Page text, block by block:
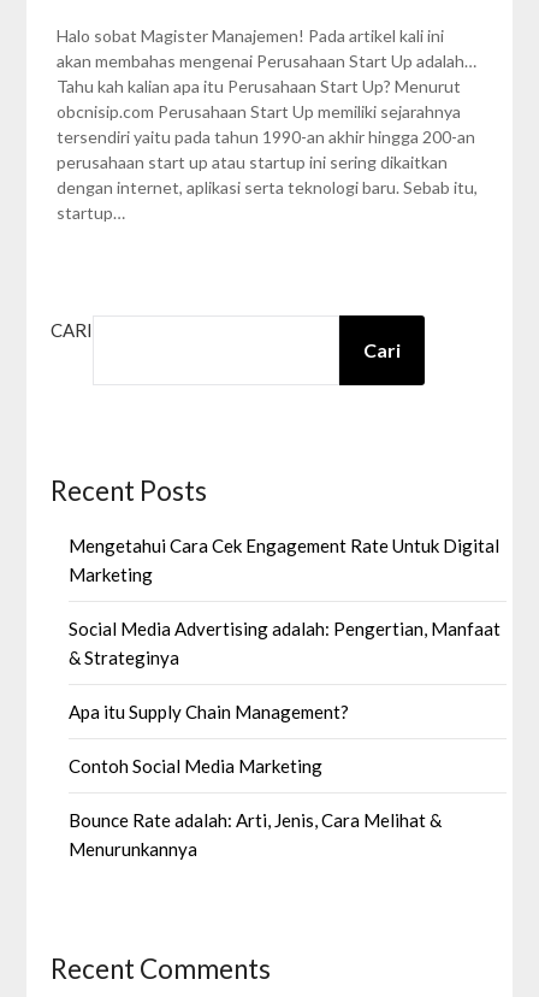
Zalfa
Halo sobat Magister Manajemen! Pada artikel kali ini
akan membahas mengenai Perusahaan Start Up adalah…
Tahu kah kalian apa itu Perusahaan Start Up? Menurut
obcnisip.com Perusahaan Start Up memiliki sejarahnya
tersendiri yaitu pada tahun 1990-an akhir hingga 200-an
perusahaan start up atau startup ini sering dikaitkan
dengan internet, aplikasi serta teknologi baru. Sebab itu,
startup…
CARI
Cari
Recent Posts
Mengetahui Cara Cek Engagement Rate Untuk Digital
Marketing
Social Media Advertising adalah: Pengertian, Manfaat
& Strateginya
Apa itu Supply Chain Management?
Contoh Social Media Marketing
Bounce Rate adalah: Arti, Jenis, Cara Melihat &
Menurunkannya
Recent Comments